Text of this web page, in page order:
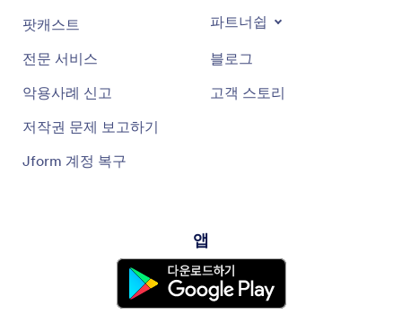
팟캐스트
전문 서비스
악용사례 신고
저작권 문제 보고하기
Jform 계정 복구
파트너쉽
블로그
고객 스토리
앱